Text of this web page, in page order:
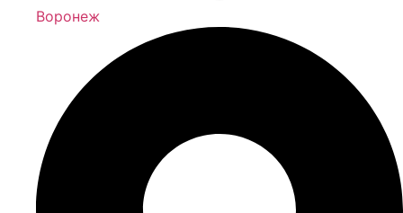
Воронеж